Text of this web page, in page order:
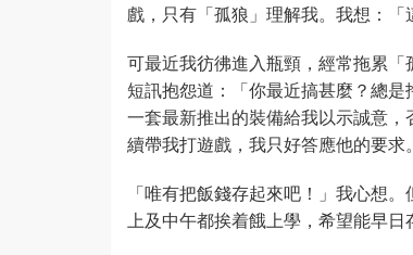
戲，只有「孤狼」理解我。我想：「
可最近我彷彿進入瓶頸，經常拖累
短訊抱怨道：「你最近搞甚麼？總
一套最新推出的裝備給我以示誠意
續帶我打遊戲，我只好答應他的要求。
「唯有把飯錢存起來吧！」我心想
上及中午都挨着餓上學，希望能早日